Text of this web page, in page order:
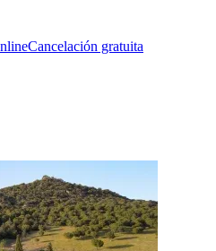
Cancelación gratuita